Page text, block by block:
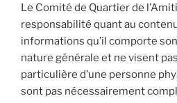
Le Comité de Quartier de
responsabilité quant au
informations qu’il comporte
nature générale et ne visent
particulière d’une personne
sont pas nécessairement